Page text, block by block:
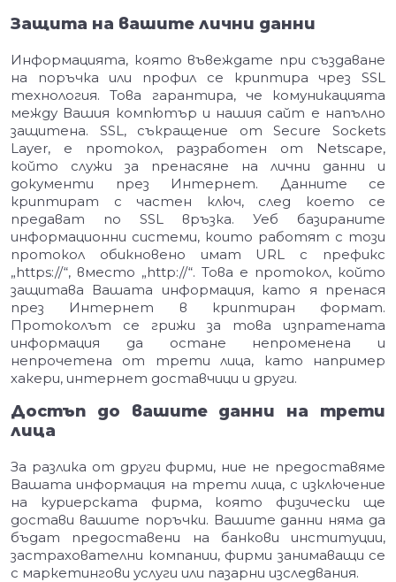
Защита на вашите лични данни
Информацията, която въвеждате при създаване
на поръчка или профил се криптира чрез SSL
технология. Това гарантира, че комуникацията
между Вашия компютър и нашия сайт е напълно
защитена. SSL, съкращение от Secure Sockets
Layer, е протокол, разработен от Netscape,
който служи за пренасяне на лични данни и
документи през Интернет. Данните се
криптират с частен ключ, след което се
предават по SSL връзка. Уеб базираните
информационни системи, които работят с този
протокол обикновено имат URL с префикс
„https://“, вместо „http://“. Това е протокол, който
защитава Вашата информация, като я пренася
през Интернет в криптиран формат.
Протоколът се грижи за това изпратената
информация да остане непроменена и
непрочетена от трети лица, като например
хакери, интернет доставчици и други.
Достъп до вашите данни на трети
лица
За разлика от други фирми, ние не предоставяме
Вашата информация на трети лица, с изключение
на куриерската фирма, която физически ще
достави вашите поръчки. Вашите данни няма да
бъдат предоставени на банкови институции,
застрахователни компании, фирми занимаващи се
с маркетингови услуги или пазарни изследвания.